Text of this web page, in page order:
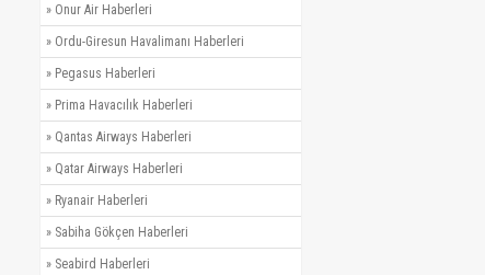
» Onur Air Haberleri
» Ordu-Giresun Havalimanı Haberleri
» Pegasus Haberleri
» Prima Havacılık Haberleri
» Qantas Airways Haberleri
» Qatar Airways Haberleri
» Ryanair Haberleri
» Sabiha Gökçen Haberleri
» Seabird Haberleri